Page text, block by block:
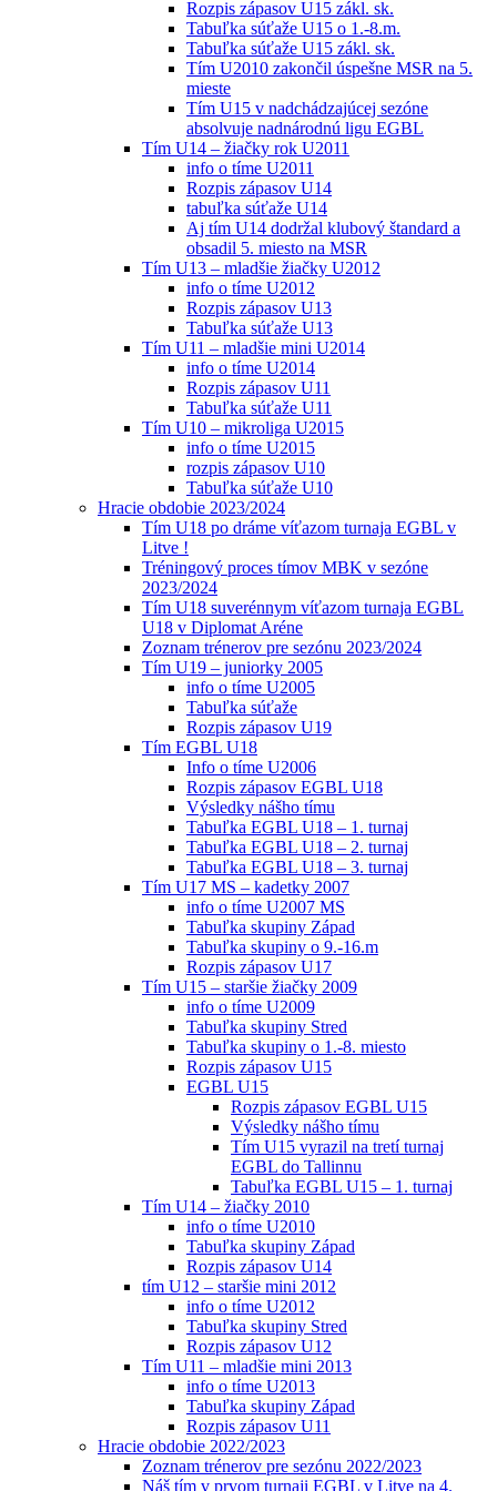
Rozpis zápasov U15 zákl. sk.
Tabuľka súťaže U15 o 1.-8.m.
Tabuľka súťaže U15 zákl. sk.
Tím U2010 zakončil úspešne MSR na 5.
mieste
Tím U15 v nadchádzajúcej sezóne
absolvuje nadnárodnú ligu EGBL
Tím U14 – žiačky rok U2011
info o tíme U2011
Rozpis zápasov U14
tabuľka súťaže U14
Aj tím U14 dodržal klubový štandard a
obsadil 5. miesto na MSR
Tím U13 – mladšie žiačky U2012
info o tíme U2012
Rozpis zápasov U13
Tabuľka súťaže U13
Tím U11 – mladšie mini U2014
info o tíme U2014
Rozpis zápasov U11
Tabuľka súťaže U11
Tím U10 – mikroliga U2015
info o tíme U2015
rozpis zápasov U10
Tabuľka súťaže U10
Hracie obdobie 2023/2024
Tím U18 po dráme víťazom turnaja EGBL v
Litve !
Tréningový proces tímov MBK v sezóne
2023/2024
Tím U18 suverénnym víťazom turnaja EGBL
U18 v Diplomat Aréne
Zoznam trénerov pre sezónu 2023/2024
Tím U19 – juniorky 2005
info o tíme U2005
Tabuľka súťaže
Rozpis zápasov U19
Tím EGBL U18
Info o tíme U2006
Rozpis zápasov EGBL U18
Výsledky nášho tímu
Tabuľka EGBL U18 – 1. turnaj
Tabuľka EGBL U18 – 2. turnaj
Tabuľka EGBL U18 – 3. turnaj
Tím U17 MS – kadetky 2007
info o tíme U2007 MS
Tabuľka skupiny Západ
Tabuľka skupiny o 9.-16.m
Rozpis zápasov U17
Tím U15 – staršie žiačky 2009
info o tíme U2009
Tabuľka skupiny Stred
Tabuľka skupiny o 1.-8. miesto
Rozpis zápasov U15
EGBL U15
Rozpis zápasov EGBL U15
Výsledky nášho tímu
Tím U15 vyrazil na tretí turnaj
EGBL do Tallinnu
Tabuľka EGBL U15 – 1. turnaj
Tím U14 – žiačky 2010
info o tíme U2010
Tabuľka skupiny Západ
Rozpis zápasov U14
tím U12 – staršie mini 2012
info o tíme U2012
Tabuľka skupiny Stred
Rozpis zápasov U12
Tím U11 – mladšie mini 2013
info o tíme U2013
Tabuľka skupiny Západ
Rozpis zápasov U11
Hracie obdobie 2022/2023
Zoznam trénerov pre sezónu 2022/2023
Náš tím v prvom turnaji EGBL v Litve na 4.